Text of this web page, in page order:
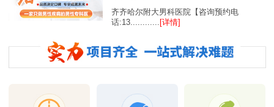
齐齐哈尔附大男科医院【咨询预约电
话:13............
[详情]